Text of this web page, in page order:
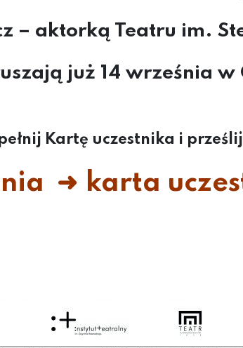
– aktorką Teatru im.
już 14 września w
Kartę uczestnika i
➜ karta